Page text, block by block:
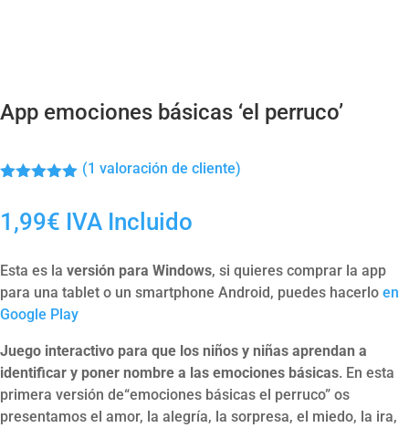
App emociones básicas ‘el perruco’
5 en base
valoración
cliente
(1 valoración de cliente)
1,99€ IVA Incluido
Esta es la versión para Windows, si quieres comprar la app
para una tablet o un smartphone Android, puedes hacerlo en
Google Play
Juego interactivo para que los niños y niñas aprendan a
identificar y poner nombre a las emociones básicas. En esta
primera versión de“emociones básicas el perruco” os
presentamos el amor, la alegría, la sorpresa, el miedo, la ira,